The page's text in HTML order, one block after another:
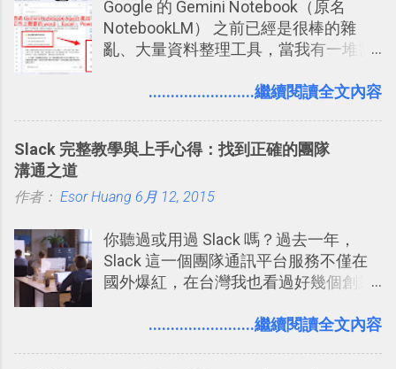
Google 的 Gemini Notebook（原名
NotebookLM） 之前已經是很棒的雜
亂、大量資料整理工具，當我有一堆需
量格式不一的混亂工作文件需要彙整，
Codex 這樣的 AI 工作作進階處理。
........................繼續閱讀全文內容
Slack 完整教學與上手心得：找到正確的團隊
溝通之道
作者： Esor Huang 6月 12, 2015
你聽過或用過 Slack 嗎？過去一年，
Slack 這一個團隊通訊平台服務不僅在
國外爆紅，在台灣我也看過好幾個創業
理，到底 Slack 有什麼魅力？它是不是
........................繼續閱讀全文內容